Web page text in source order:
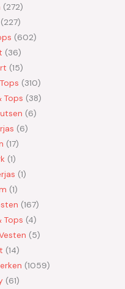
272
227
602
36
15
310
Tops 38
6
6
17
1
1
1
167
Tops 4
5
14
1059
61